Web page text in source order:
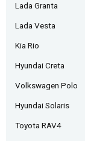
Lada Granta
Lada Vesta
Kia Rio
Hyundai Creta
Volkswagen Polo
Hyundai Solaris
Toyota RAV4